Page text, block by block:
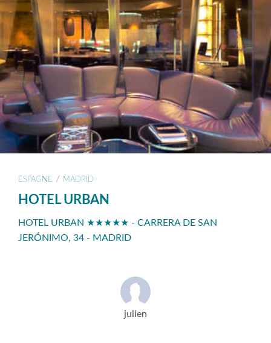
ESPAGNE / MADRID
HOTEL URBAN
HOTEL URBAN ★★★★★ - CARRERA DE SAN
JERÓNIMO, 34 - MADRID
julien